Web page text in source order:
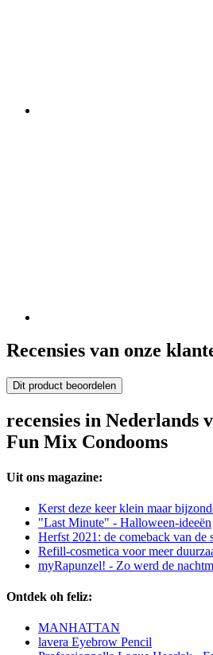
Recensies van onze
Dit product beoordelen
recensies in Nederlands
Fun Mix Condooms
Uit ons magazine:
Kerst deze keer klein maar
"Last Minute" - Halloween-ideeën
Herfst 2021: de comeback van de
Refill-cosmetica voor meer
myRapunzel! - Zo werd de
Ontdek oh feliz:
MANHATTAN
lavera Eyebrow Pencil